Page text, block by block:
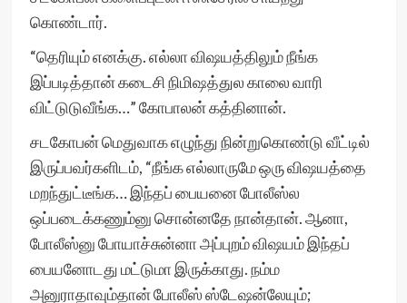
கொண்டார்.
“தெரியும் எனக்கு. எல்லா விஷயத்திலும் நீங்க
இப்படித்தான் கடைசி நிமிஷத்துல காலை வாரி
விட்டுடுவீங்க…” கோபாலன் கத்தினான்.
சடகோபன் மெதுவாக எழுந்து நின்றுகொண்டு வீட்டில்
இருப்பவர்களிடம், “நீங்க எல்லாருமே ஒரு விஷயத்தை
மறந்துட்டீங்க… இந்தப் பையனை போலீஸ்ல
ஒப்படைக்கணும்னு சொன்னதே நான்தான். ஆனா,
போலீஸ்னு போயாச்சுன்னா அப்புறம் விஷயம் இந்தப்
பையனோடது மட்டுமா இருக்காது. நம்ம
அனுராதாவும்தான் போலீஸ் ஸ்டேஷன்லேயும்;